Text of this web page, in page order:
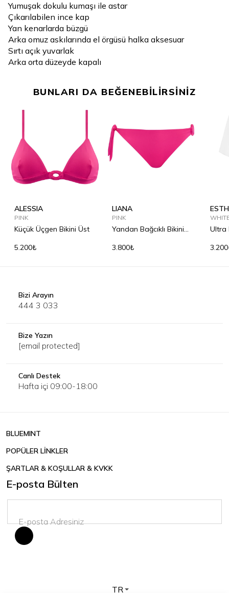
Yumuşak dokulu kumaşı ile astar
Çıkarılabilen ince kap
Yan kenarlarda büzgü
Arka omuz askılarında el örgüsü halka aksesuar
Sırtı açık yuvarlak
Arka orta düzeyde kapalı
BUNLARI DA BEĞENEBİLİRSİNİZ
ALESSIA
PINK
Küçük Üçgen Bikini Üst
5.200₺
LIANA
PINK
Yandan Bağcıklı Bikini
3.800₺
Ultra
Bizi Arayın
444 3 033
Bize Yazın
[email protected]
Canlı Destek
Hafta içi 09:00-18:00
BLUEMINT
POPÜLER LİNKLER
ŞARTLAR & KOŞULLAR & KVKK
E-posta Bülten
TR